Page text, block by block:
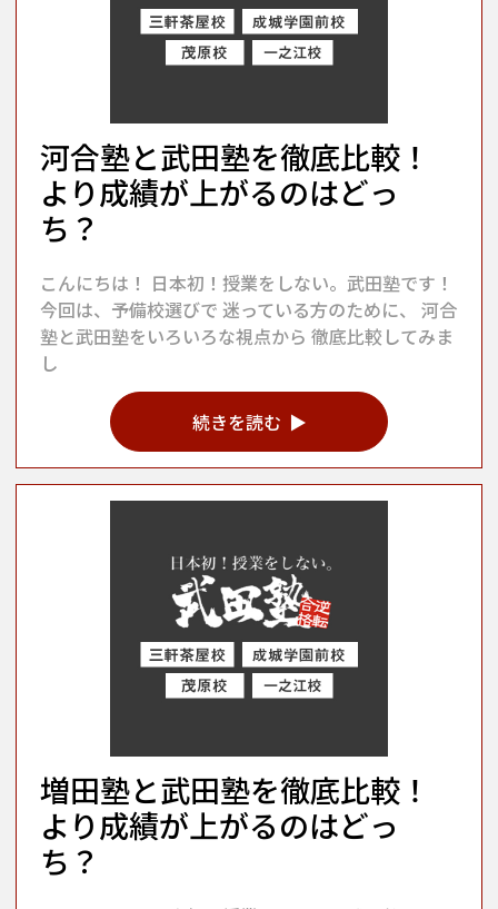
河合塾と武田塾を徹底比較！
より成績が上がるのはどっ
ち？
こんにちは！ 日本初！授業をしない。武田塾です！
今回は、予備校選びで 迷っている方のために、 河合
塾と武田塾をいろいろな視点から 徹底比較してみま
し
続きを読む
増田塾と武田塾を徹底比較！
より成績が上がるのはどっ
ち？